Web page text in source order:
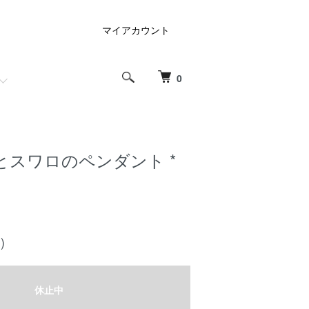
0
マイアカウント
スワロのペンダント *
休止中